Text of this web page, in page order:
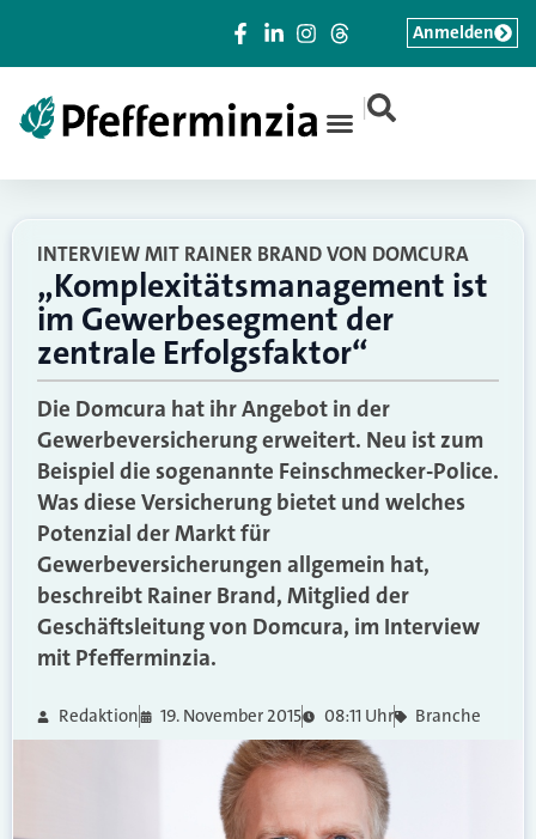
|
Anmelden
INTERVIEW MIT RAINER BRAND VON DOMCURA
„Komplexitätsmanagement ist
im Gewerbesegment der
zentrale Erfolgsfaktor“
Die Domcura hat ihr Angebot in der
Gewerbeversicherung erweitert. Neu ist zum
Beispiel die sogenannte Feinschmecker-Police.
Was diese Versicherung bietet und welches
Potenzial der Markt für
Gewerbeversicherungen allgemein hat,
beschreibt Rainer Brand, Mitglied der
Geschäftsleitung von Domcura, im Interview
mit Pfefferminzia.
Redaktion 19. November 2015 08:11 Uhr Branche